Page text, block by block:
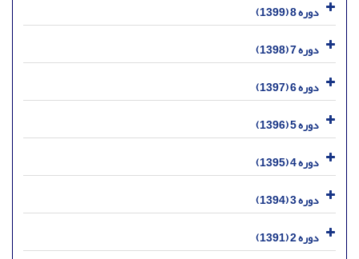
دوره 8 (1399)
دوره 7 (1398)
دوره 6 (1397)
دوره 5 (1396)
دوره 4 (1395)
دوره 3 (1394)
دوره 2 (1391)